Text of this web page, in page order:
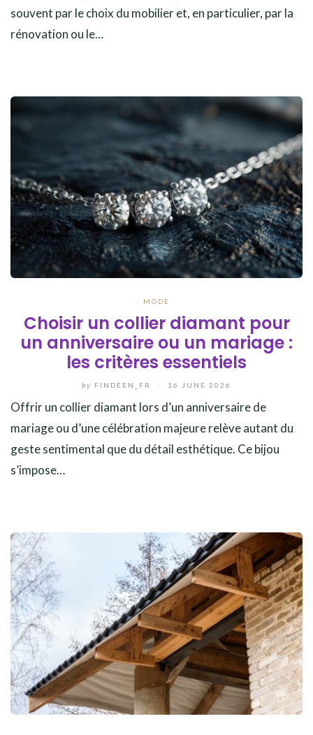
souvent par le choix du mobilier et, en particulier, par la
rénovation ou le…
MODE
Choisir un collier diamant pour
un anniversaire ou un mariage :
les critères essentiels
by FINDEEN_FR 16 JUNE 2026
Offrir un collier diamant lors d’un anniversaire de
mariage ou d’une célébration majeure relève autant du
geste sentimental que du détail esthétique. Ce bijou
s’impose…